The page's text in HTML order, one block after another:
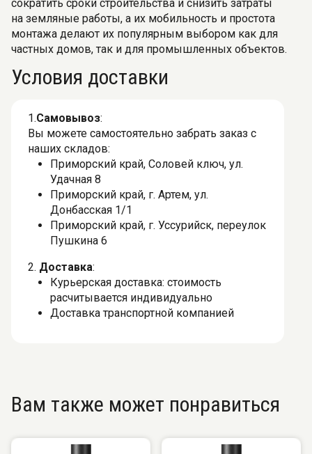
сократить сроки строительства и снизить затраты
на земляные работы, а их мобильность и простота
монтажа делают их популярным выбором как для
частных домов, так и для промышленных объектов.
Условия доставки
1.Самовывоз:
Вы можете самостоятельно забрать заказ с
наших складов:
Приморский край, Соловей ключ, ул.
Удачная 8
Приморский край, г. Артем, ул.
Донбасская 1/1
Приморский край, г. Уссурийск, переулок
Пушкина 6
2. Доставка:
Курьерская доставка: стоимость
расчитывается индивидуально
Доставка транспортной компанией
Вам также может понравиться